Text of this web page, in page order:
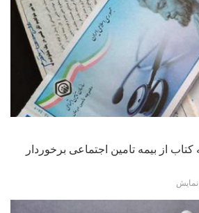
کتاب از بیمه تامین اجتماعی برخوردار